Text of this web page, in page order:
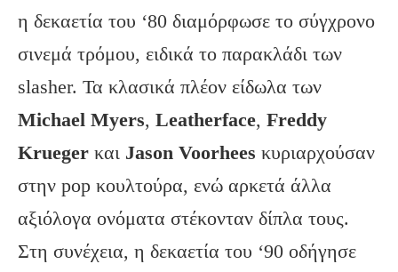
η δεκαετία του ‘80 διαμόρφωσε το σύγχρονο
σινεμά τρόμου, ειδικά το παρακλάδι των
slasher. Τα κλασικά πλέον είδωλα των
Michael Myers, Leatherface, Freddy
Krueger και Jason Voorhees κυριαρχούσαν
στην pop κουλτούρα, ενώ αρκετά άλλα
αξιόλογα ονόματα στέκονταν δίπλα τους.
Στη συνέχεια, η δεκαετία του ‘90 οδήγησε